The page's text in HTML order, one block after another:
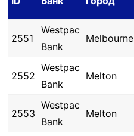
2551
Westpac
Bank
Melbourne
2552
Westpac
Bank
Melton
2553
Westpac
Bank
Melton